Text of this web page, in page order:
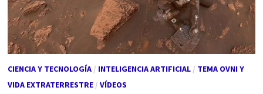
CIENCIA Y TECNOLOGÍA/ INTELIGENCIA ARTIFICIAL/ TEMA OVNI Y
VIDA EXTRATERRESTRE/ VÍDEOS